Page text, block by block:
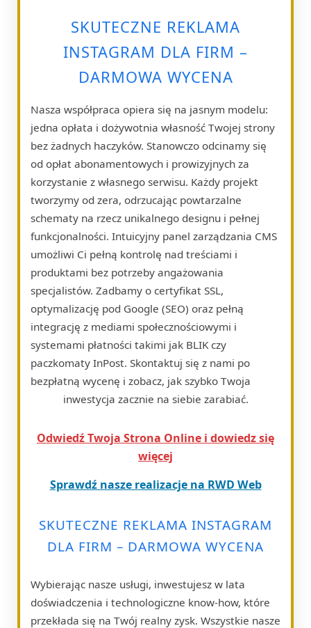
SKUTECZNE REKLAMA
INSTAGRAM DLA FIRM –
DARMOWA WYCENA
Nasza współpraca opiera się na jasnym modelu:
jedna opłata i dożywotnia własność Twojej strony
bez żadnych haczyków. Stanowczo odcinamy się
od opłat abonamentowych i prowizyjnych za
korzystanie z własnego serwisu. Każdy projekt
tworzymy od zera, odrzucając powtarzalne
schematy na rzecz unikalnego designu i pełnej
funkcjonalności. Intuicyjny panel zarządzania CMS
umożliwi Ci pełną kontrolę nad treściami i
produktami bez potrzeby angażowania
specjalistów. Zadbamy o certyfikat SSL,
optymalizację pod Google (SEO) oraz pełną
integrację z mediami społecznościowymi i
systemami płatności takimi jak BLIK czy
paczkomaty InPost. Skontaktuj się z nami po
bezpłatną wycenę i zobacz, jak szybko Twoja
inwestycja zacznie na siebie zarabiać.
Odwiedź Twoja Strona Online i dowiedz się
więcej
Sprawdź nasze realizacje na RWD Web
SKUTECZNE REKLAMA INSTAGRAM
DLA FIRM – DARMOWA WYCENA
Wybierając nasze usługi, inwestujesz w lata
doświadczenia i technologiczne know-how, które
przekłada się na Twój realny zysk. Wszystkie nasze